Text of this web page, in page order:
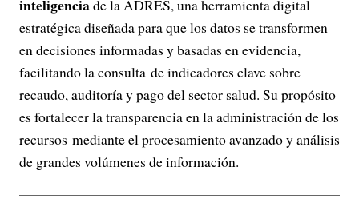
inteligenciade la ADRES, una herramienta digital
estratégica diseñada para que los datos se transformen
en decisiones informadas y basadas en evidencia,
facilitando la consulta de indicadores clave sobre
recaudo, auditoría y pago del sector salud. Su propósito
es fortalecer la transparencia en la administración de los
recursos mediante el procesamiento avanzado y análisis
de grandes volúmenes de información.